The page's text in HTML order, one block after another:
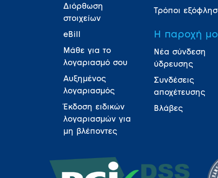
Διόρθωση
στοιχείων
eBill
Μάθε για το
λογαριασμό σου
Αυξημένος
λογαριασμός
Έκδοση ειδικών
λογαριασμών για
μη βλέποντες
Τρόποι
Η παροχή
Νέα σύνδεση
ύδρευσης
Συνδέσεις
αποχέτευσης
Βλάβες